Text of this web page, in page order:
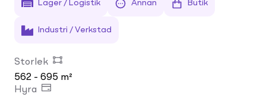
Lager / Logistik Annan Butik
Industri / Verkstad
Storlek
562 - 695 m²
Hyra